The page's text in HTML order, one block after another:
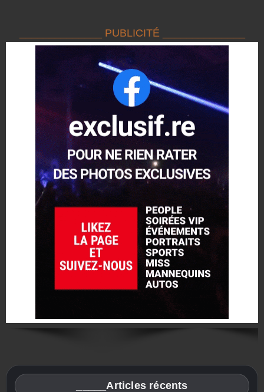
______________ PUBLICITÉ ______________
_____Articles récents